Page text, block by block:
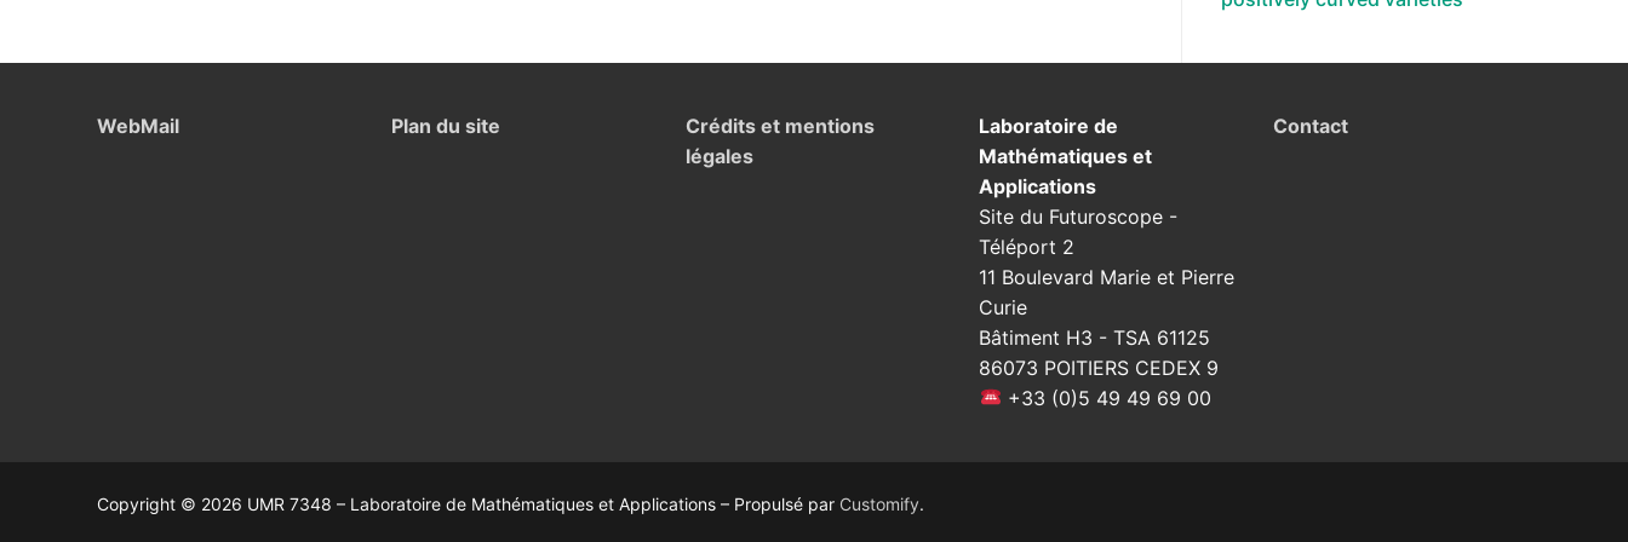
WebMail Plan du site
Crédits et mentions
légales
Laboratoire de
Mathématiques et
Applications
Site du Futuroscope -
Téléport 2
11 Boulevard Marie et Pierre
Curie
Bâtiment H3 - TSA 61125
86073 POITIERS CEDEX 9
+33 (0)5 49 49 69 00
Contact
Copyright © 2026 UMR 7348 – Laboratoire de Mathématiques et Applications – Propulsé par Customify.